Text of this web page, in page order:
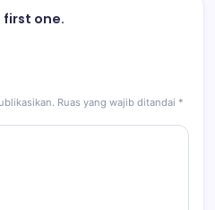
first one.
Ruas yang wajib ditandai *